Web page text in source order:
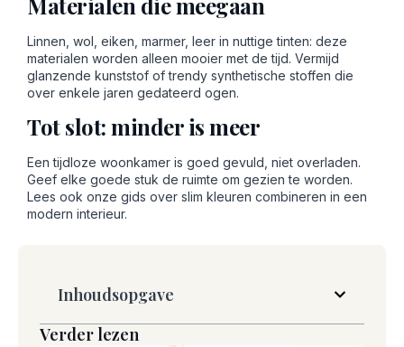
Linnen, wol, eiken, marmer, leer in nuttige tinten: deze
materialen worden alleen mooier met de tijd. Vermijd
glanzende kunststof of trendy synthetische stoffen die
over enkele jaren gedateerd ogen.
Tot slot: minder is meer
Een tijdloze woonkamer is goed gevuld, niet overladen.
Geef elke goede stuk de ruimte om gezien te worden.
Lees ook onze gids over slim kleuren combineren in een
modern interieur.
Inhoudsopgave
Verder lezen